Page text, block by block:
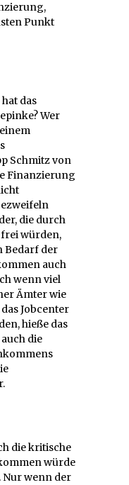
Punkt
hat das
Wer
Schmitz von
Finanzierung
die durch
würden,
Bedarf der
auch
wenn viel
Ämter wie
Jobcenter
hieße das
die
die kritische
würde
Nur wenn der